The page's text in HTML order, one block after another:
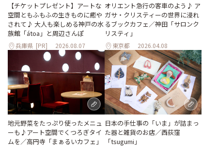
【チケットプレゼント】アートな
空間ともふもふの生きものに癒や
されて♪ 大人も楽しめる神戸の水
族館「átoa」と周辺さんぽ
兵庫県 [PR] 2026.08.07
オリエント急行の客車のよう♪ ア
ガサ・クリスティーの世界に浸れ
るブックカフェ／神田「サロンク
リスティ」
東京都 2026.04.08
地元野菜をたっぷり使ったメニュ
ーも♪アート空間でくつろぎタイ
ムを／高円寺「まぁるいカフェ」
日本の手仕事の「いま」が詰まっ
た器と雑貨のお店／西荻窪
「tsugumi」